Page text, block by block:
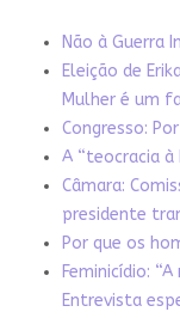
Não à Guerra
Eleição de
Mulher é um
Congresso:
A “teocracia à
Câmara:
presidente
Por que os
Feminicídio:
Entrevista